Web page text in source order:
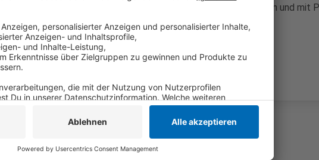
Man wolle die Ampelschaltung in Grefrath aber noch einmal prüfen und mit
Feuerwehr die Situation besprechen.
Anzeige